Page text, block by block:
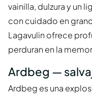
vainilla, dulzura y un
con cuidado en
Lagavulin ofrece
perduran en la
Ardbeg —
Ardbeg es una